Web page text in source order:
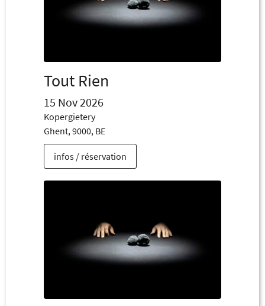
Tout Rien
15 Nov 2026
Kopergietery
Ghent, 9000, BE
infos / réservation